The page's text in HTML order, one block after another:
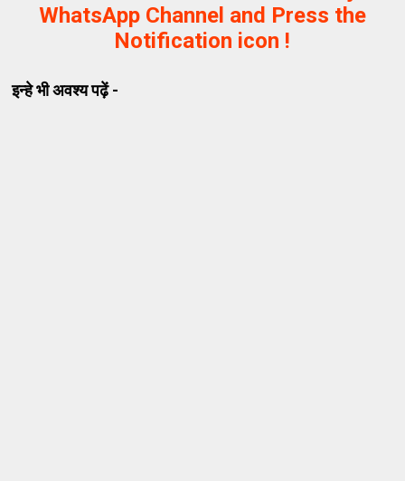
WhatsApp Channel and Press the
Notification icon !
इन्हे भी अवश्य पढ़ें -